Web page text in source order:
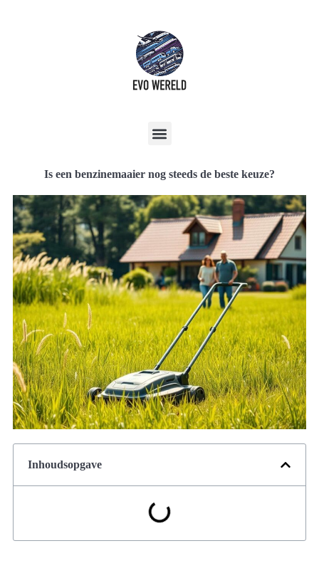
Is een benzinemaaier nog steeds de beste keuze?
Inhoudsopgave